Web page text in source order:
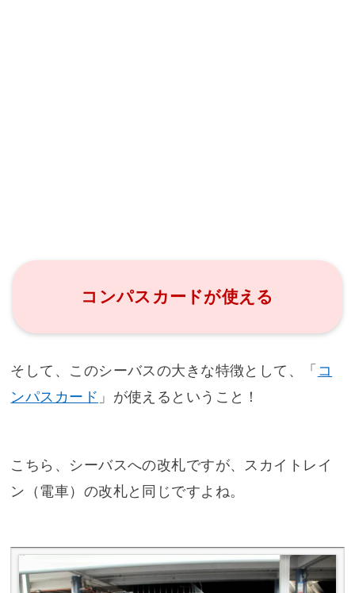
コンパスカードが使える
そして、このシーバスの大きな特徴として、「 コ
ンパスカード 」が使えるということ！
こちら、シーバスへの改札ですが、スカイトレイ
ン（電車）の改札と同じですよね。